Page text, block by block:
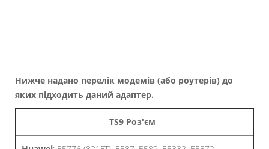
Нижче надано перелік модемів (або роутерів) до
яких підходить даний адаптер.
TS9 Роз'єм